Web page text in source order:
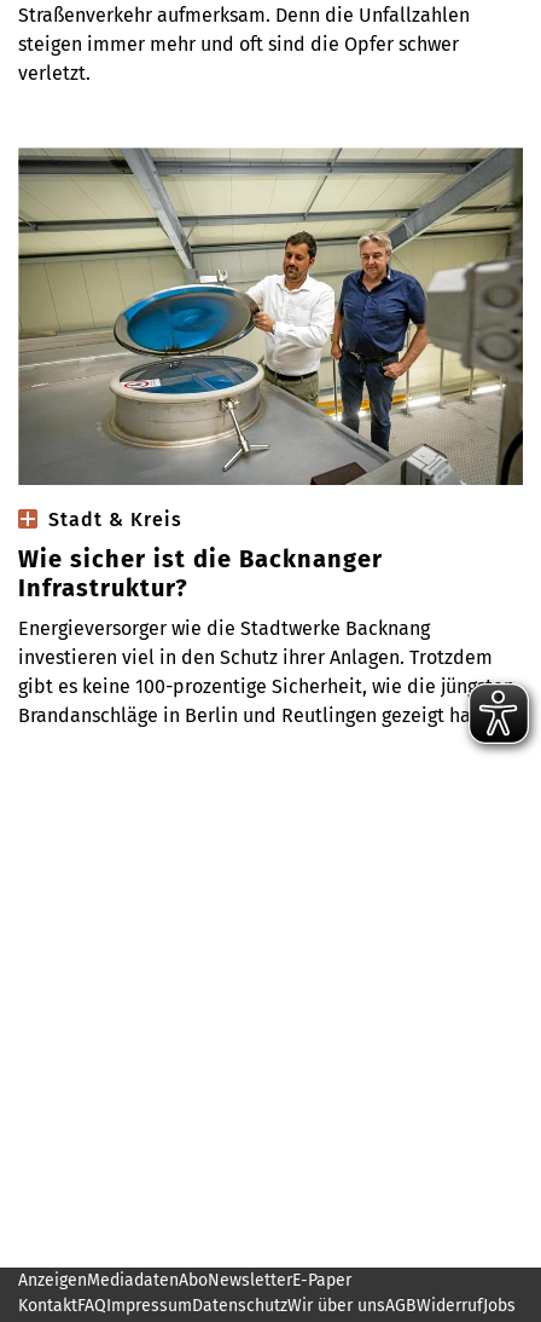
Straßenverkehr aufmerksam. Denn die Unfallzahlen
steigen immer mehr und oft sind die Opfer schwer
verletzt.
Stadt & Kreis
Wie sicher ist die Backnanger
Infrastruktur?
Energieversorger wie die Stadtwerke Backnang
investieren viel in den Schutz ihrer Anlagen. Trotzdem
gibt es keine 100-prozentige Sicherheit, wie die jüngsten
Brandanschläge in Berlin und Reutlingen gezeigt haben.
AnzeigenMediadatenAboNewsletterE-Paper
KontaktFAQImpressumDatenschutzWir über unsAGBWiderrufJobs